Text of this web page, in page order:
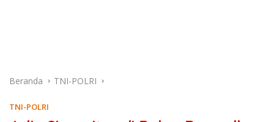
Beranda TNI-POLRI
TNI-POLRI